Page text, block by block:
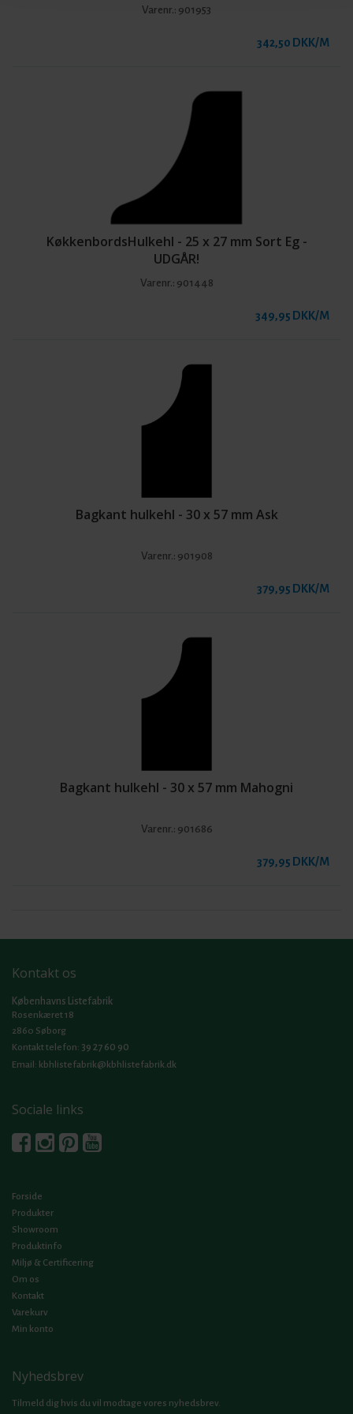
Varenr.: 901953
342,50 DKK/M
KøkkenbordsHulkehl - 25 x 27 mm Sort Eg -
UDGÅR!
Varenr.: 901448
349,95 DKK/M
Bagkant hulkehl - 30 x 57 mm Ask
Varenr.: 901908
379,95 DKK/M
Bagkant hulkehl - 30 x 57 mm Mahogni
Varenr.: 901686
379,95 DKK/M
Kontakt os
Københavns Listefabrik
Rosenkæret 18
2860 Søborg
Kontakt telefon: 39 27 60 90
Email: kbhlistefabrik@kbhlistefabrik.dk
Sociale links
Forside
Produkter
Showroom
Produktinfo
Miljø & Certificering
Om os
Kontakt
Varekurv
Min konto
Nyhedsbrev
Tilmeld dig hvis du vil modtage vores nyhedsbrev.